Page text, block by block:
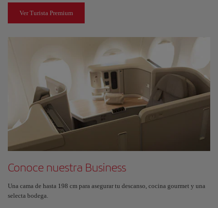
Ver Turista Premium
Conoce nuestra Business
Una cama de hasta 198 cm para asegurar tu descanso, cocina gourmet y una
selecta bodega.